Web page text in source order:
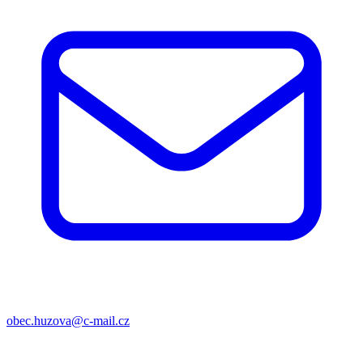
obec.huzova@c-mail.cz